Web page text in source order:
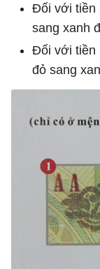
Đối với tiền
sang xanh
Đối với tiền
đỏ sang